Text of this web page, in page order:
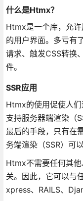
什么是Htmx？
Htmx是一个库，允
的用户界面。多亏有
请求、触发CSS转换
件。
SSR应用
Htmx的使用促使人
支持服务器端渲染（
最后的手段，只有在
务端渲染（SSR）可
Htmx不需要任何其
关。因此，它可以与
xpress、RAILS、